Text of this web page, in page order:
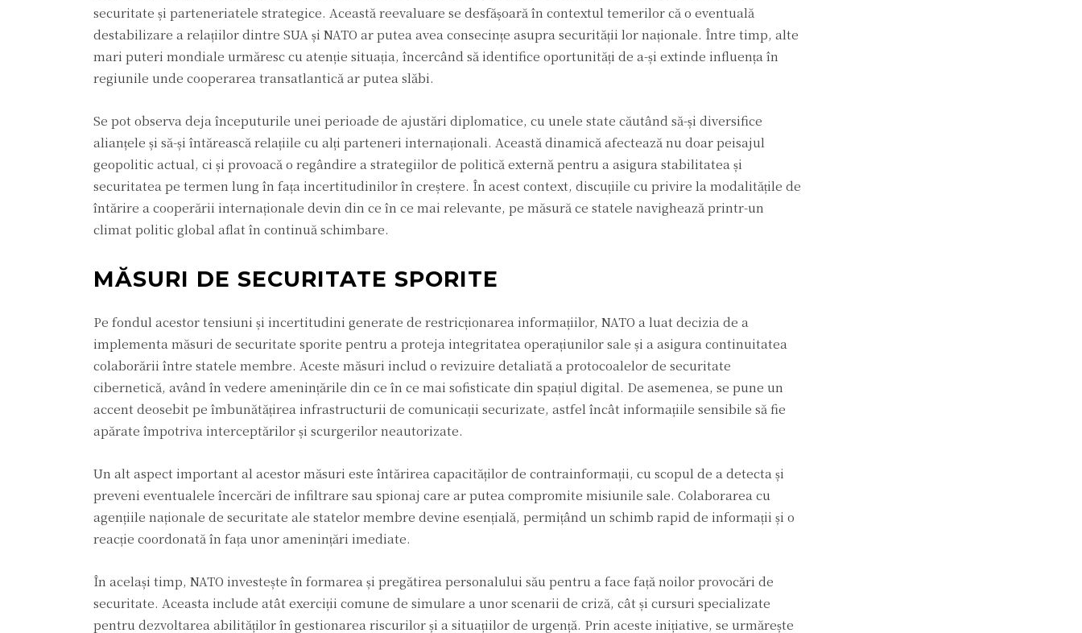
securitate și parteneriatele strategice. Această reevaluare se desfășoară în contextul temerilor că o eventuală
destabilizare a relațiilor dintre SUA și NATO ar putea avea consecințe asupra securității lor naționale. Între timp, alte
mari puteri mondiale urmăresc cu atenție situația, încercând să identifice oportunități de a-și extinde influența în
regiunile unde cooperarea transatlantică ar putea slăbi.
Se pot observa deja începuturile unei perioade de ajustări diplomatice, cu unele state căutând să-și diversifice
alianțele și să-și întărească relațiile cu alți parteneri internaționali. Această dinamică afectează nu doar peisajul
geopolitic actual, ci și provoacă o regândire a strategiilor de politică externă pentru a asigura stabilitatea și
securitatea pe termen lung în fața incertitudinilor în creștere. În acest context, discuțiile cu privire la modalitățile de
întărire a cooperării internaționale devin din ce în ce mai relevante, pe măsură ce statele navighează printr-un
climat politic global aflat în continuă schimbare.
MĂSURI DE SECURITATE SPORITE
Pe fondul acestor tensiuni și incertitudini generate de restricționarea informațiilor, NATO a luat decizia de a
implementa măsuri de securitate sporite pentru a proteja integritatea operațiunilor sale și a asigura continuitatea
colaborării între statele membre. Aceste măsuri includ o revizuire detaliată a protocoalelor de securitate
cibernetică, având în vedere amenințările din ce în ce mai sofisticate din spațiul digital. De asemenea, se pune un
accent deosebit pe îmbunătățirea infrastructurii de comunicații securizate, astfel încât informațiile sensibile să fie
apărate împotriva interceptărilor și scurgerilor neautorizate.
Un alt aspect important al acestor măsuri este întărirea capacităților de contrainformații, cu scopul de a detecta și
preveni eventualele încercări de infiltrare sau spionaj care ar putea compromite misiunile sale. Colaborarea cu
agențiile naționale de securitate ale statelor membre devine esențială, permițând un schimb rapid de informații și o
reacție coordonată în fața unor amenințări imediate.
În același timp, NATO investește în formarea și pregătirea personalului său pentru a face față noilor provocări de
securitate. Aceasta include atât exerciții comune de simulare a unor scenarii de criză, cât și cursuri specializate
pentru dezvoltarea abilităților în gestionarea riscurilor și a situațiilor de urgență. Prin aceste inițiative, se urmărește